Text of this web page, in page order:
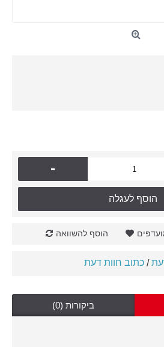
-
הוסף לעגלה
הוסף להשוואה
/ כתוב חוות דעת
ביקורות (0)